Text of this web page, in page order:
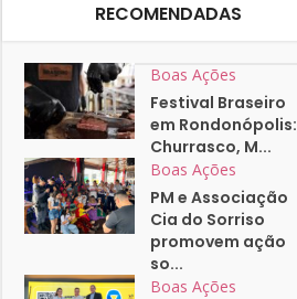
RECOMENDADAS
Boas Ações
Festival Braseiro
em Rondonópolis:
Churrasco, M...
Boas Ações
PM e Associação
Cia do Sorriso
promovem ação
so...
Boas Ações